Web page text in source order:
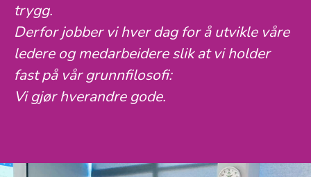
trygg.
Derfor jobber vi hver dag for å utvikle våre
ledere og medarbeidere slik at vi holder
fast på vår grunnfilosofi:
Vi gjør hverandre gode.